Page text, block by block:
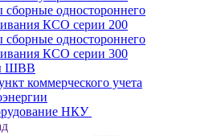
одностороннего
КСО серии 200
одностороннего
КСО серии 300
ШВВ
коммерческого учета
НКУ